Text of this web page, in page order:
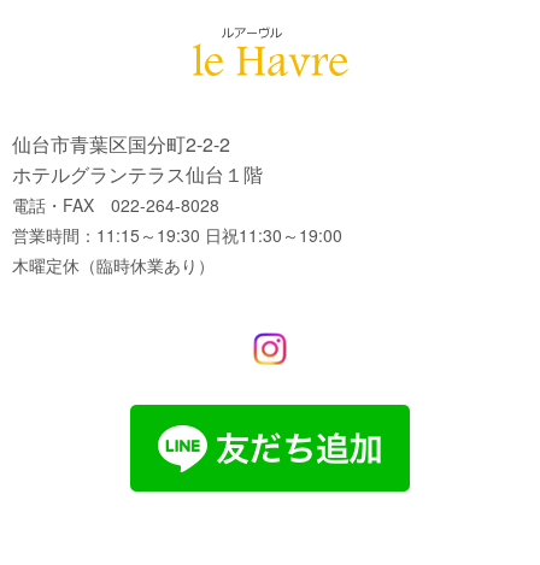
仙台市青葉区国分町2-2-2
ホテルグランテラス仙台１階
電話・FAX 022-264-8028
営業時間：11:15～19:30 日祝11:30～19:00
木曜定休（臨時休業あり）